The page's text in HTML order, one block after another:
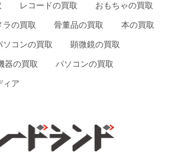
レコードの買取 おもちゃの買取
ラの買取 骨董品の買取 本の買取
ソコンの買取 顕微鏡の買取
器の買取 パソコンの買取
ィア